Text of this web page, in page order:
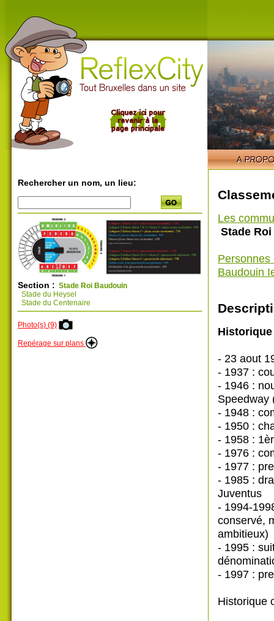
Rechercher un nom, un lieu:
Section : Stade Roi Baudouin
Stade du Heysel
Stade du Centenaire
Photo(s) (9)
Repérage sur plans
Les
Stade
Personnes
Baudouin
- 23 aout
- 1937 :
- 1946 :
Speedway
- 1948 :
- 1950 :
- 1958 :
- 1976 :
- 1977 :
- 1985 :
Juventus
- 1994-
conservé,
ambitieux)
- 1995 :
- 1997 :
Historique